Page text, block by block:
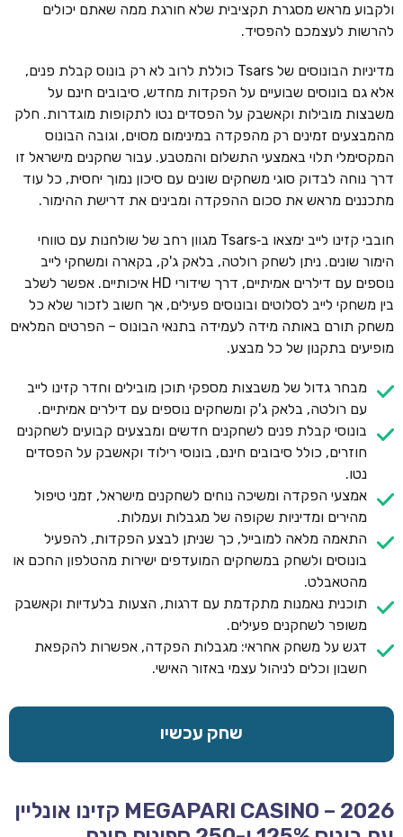
ולקבוע מראש מסגרת תקציבית שלא חורגת ממה שאתם יכולים
להרשות לעצמכם להפסיד.
מדיניות הבונוסים של Tsars כוללת לרוב לא רק בונוס קבלת פנים,
אלא גם בונוסים שבועיים על הפקדות מחדש, סיבובים חינם על
משבצות מובילות וקאשבק על הפסדים נטו לתקופות מוגדרות. חלק
מהמבצעים זמינים רק מהפקדה במינימום מסוים, וגובה הבונוס
המקסימלי תלוי באמצעי התשלום והמטבע. עבור שחקנים מישראל זו
דרך נוחה לבדוק סוגי משחקים שונים עם סיכון נמוך יחסית, כל עוד
מתכננים מראש את סכום ההפקדה ומבינים את דרישת ההימור.
חובבי קזינו לייב ימצאו ב‑Tsars מגוון רחב של שולחנות עם טווחי
הימור שונים. ניתן לשחק רולטה, בלאק ג'ק, בקארה ומשחקי לייב
נוספים עם דילרים אמיתיים, דרך שידורי HD איכותיים. אפשר לשלב
בין משחקי לייב לסלוטים ובונוסים פעילים, אך חשוב לזכור שלא כל
משחק תורם באותה מידה לעמידה בתנאי הבונוס – הפרטים המלאים
מופיעים בתקנון של כל מבצע.
מבחר גדול של משבצות מספקי תוכן מובילים וחדר קזינו לייב
עם רולטה, בלאק ג'ק ומשחקים נוספים עם דילרים אמיתיים.
בונוסי קבלת פנים לשחקנים חדשים ומבצעים קבועים לשחקנים
חוזרים, כולל סיבובים חינם, בונוסי רילוד וקאשבק על הפסדים
נטו.
אמצעי הפקדה ומשיכה נוחים לשחקנים מישראל, זמני טיפול
מהירים ומדיניות שקופה של מגבלות ועמלות.
התאמה מלאה למובייל, כך שניתן לבצע הפקדות, להפעיל
בונוסים ולשחק במשחקים המועדפים ישירות מהטלפון החכם או
מהטאבלט.
תוכנית נאמנות מתקדמת עם דרגות, הצעות בלעדיות וקאשבק
משופר לשחקנים פעילים.
דגש על משחק אחראי: מגבלות הפקדה, אפשרות להקפאת
חשבון וכלים לניהול עצמי באזור האישי.
שחק עכשיו
MEGAPARI CASINO – 2026 קזינו אונליין